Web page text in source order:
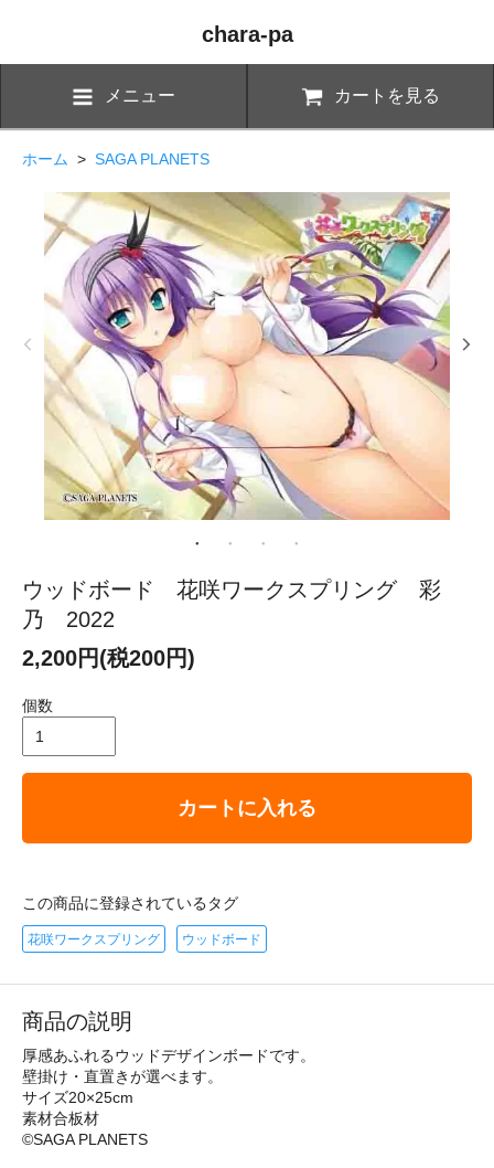
chara-pa
メニュー カートを見る
ホーム > SAGA PLANETS
ウッドボード 花咲ワークスプリング 彩
乃 2022
2,200円(税200円)
個数
カートに入れる
この商品に登録されているタグ
花咲ワークスプリング ウッドボード
商品の説明
厚感あふれるウッドデザインボードです。
壁掛け・直置きが選べます。
サイズ20×25cm
素材合板材
©SAGA PLANETS